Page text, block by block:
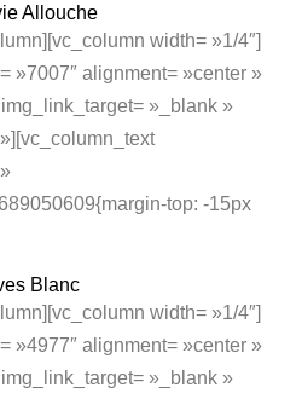
Allouche
width= »1/4″]
»7007″ alignment= »center »
»_blank »
top: -15px
Blanc
width= »1/4″]
»4977″ alignment= »center »
»_blank »